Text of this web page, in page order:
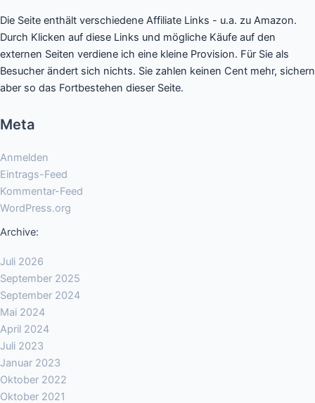
Die Seite enthält verschiedene Affiliate Links - u.a. zu Amazon.
Durch Klicken auf diese Links und mögliche Käufe auf den
externen Seiten verdiene ich eine kleine Provision. Für Sie als
Besucher ändert sich nichts. Sie zahlen keinen Cent mehr, sichern
aber so das Fortbestehen dieser Seite.
Meta
Anmelden
Eintrags-Feed
Kommentar-Feed
WordPress.org
Archive:
Juli 2026
September 2025
September 2024
Mai 2024
April 2024
Juli 2023
Januar 2023
Oktober 2022
Oktober 2021